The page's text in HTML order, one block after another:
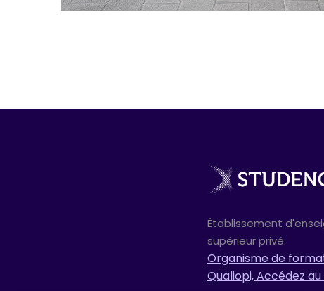
Établissement
supérieur privé.
Organisme de
Qualiopi, Accédez